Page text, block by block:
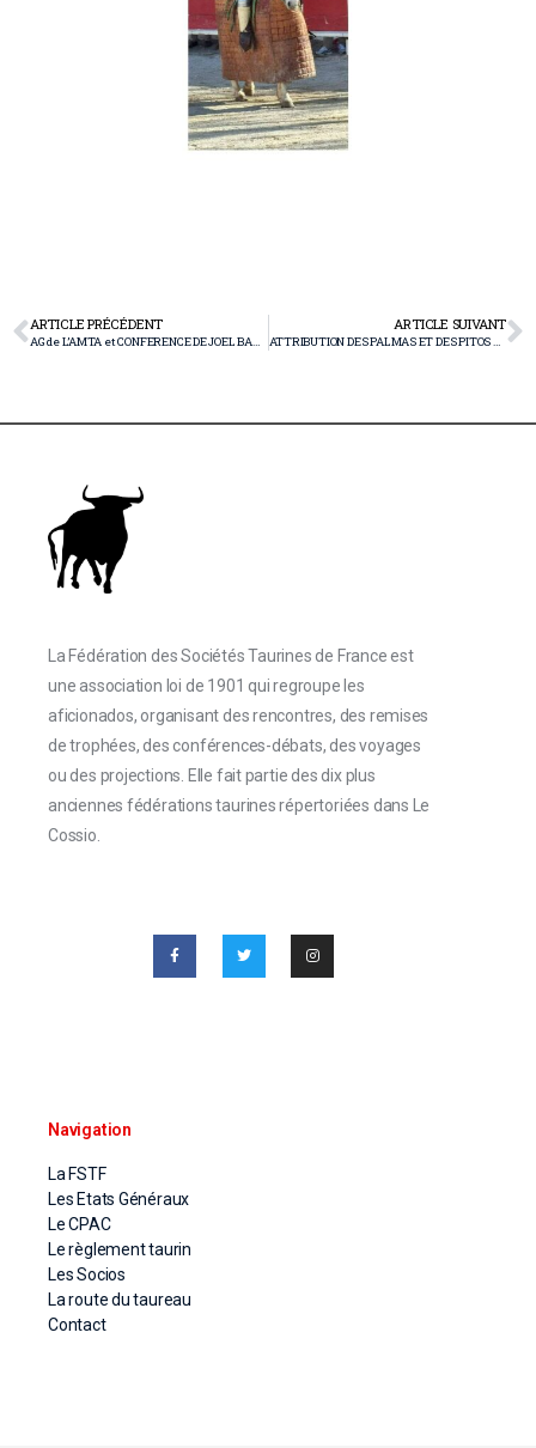
ARTICLE PRÉCÉDENT
AG de L’AMTA et CONFERENCE DE JOEL BARTOLOTTI « les despedidas des arènes d’Arles »
ARTICLE SUIVANT
ATTRIBUTION DES PALMAS ET DES PITOS 2024
La Fédération des Sociétés Taurines de France est
une association loi de 1901 qui regroupe les
aficionados, organisant des rencontres, des remises
de trophées, des conférences-débats, des voyages
ou des projections. Elle fait partie des dix plus
anciennes fédérations taurines répertoriées dans Le
Cossio.
Navigation
La FSTF
Les Etats Généraux
Le CPAC
Le règlement taurin
Les Socios
La route du taureau
Contact